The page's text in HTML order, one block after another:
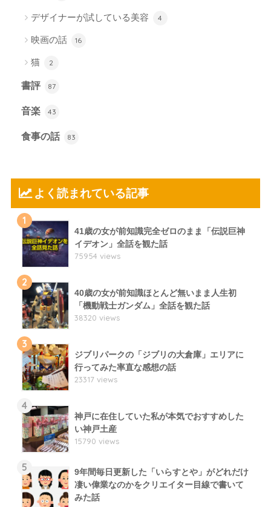
デザイナーが試している美容 4
映画の話 16
猫 2
書評 87
音楽 43
食事の話 83
よく読まれている記事
1
41歳の女が前知識完全ゼロのまま「伝説巨神
イデオン」全話を観た話
75954 views
2
40歳の女が前知識ほとんど無いまま人生初
「機動戦士ガンダム」全話を観た話
38320 views
3
ジブリパークの「ジブリの大倉庫」エリアに
行ってみた率直な感想の話
23317 views
4
神戸に在住していた私が本気でおすすめした
い神戸土産
15790 views
5
9年間毎日更新した「いらすとや」がどれだけ
凄い偉業なのかをクリエイター目線で書いて
みた話